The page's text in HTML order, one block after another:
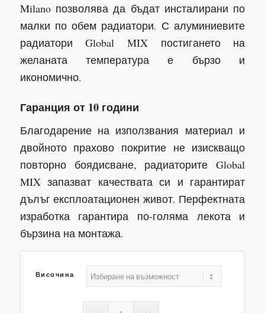
Milano позволява да бъдат инсталирани по
малки по обем радиатори. С алуминиевите
радиатори Global MIX постигането на
желаната температура е бързо и
икономично.
Гаранция от 10 години
Благодарение на използвания материал и
двойното прахово покритие не изискващо
повторно боядисване, радиаторите Global
MIX запазват качествата си и гарантират
дълъг експлоатационен живот. Перфектната
изработка гарантира по-голяма лекота и
бързина на монтажа.
Височина